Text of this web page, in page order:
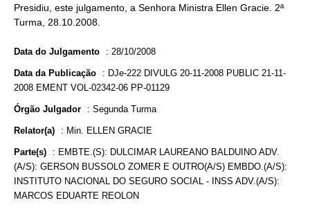
Presidiu, este julgamento, a Senhora Ministra Ellen Gracie. 2ª
Turma, 28.10.2008.
Data do Julgamento : 28/10/2008
Data da Publicação : DJe-222 DIVULG 20-11-2008 PUBLIC 21-11-
2008 EMENT VOL-02342-06 PP-01129
Órgão Julgador : Segunda Turma
Relator(a) : Min. ELLEN GRACIE
Parte(s) : EMBTE.(S): DULCIMAR LAUREANO BALDUINO ADV.
(A/S): GERSON BUSSOLO ZOMER E OUTRO(A/S) EMBDO.(A/S):
INSTITUTO NACIONAL DO SEGURO SOCIAL - INSS ADV.(A/S):
MARCOS EDUARTE REOLON